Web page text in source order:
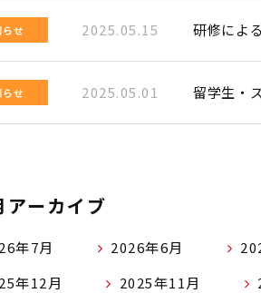
せ 2025.05.15 研修によ
せ 2025.05.01 留学生・
アーカイブ
年7月 2026年6月
年12月
2025年11月